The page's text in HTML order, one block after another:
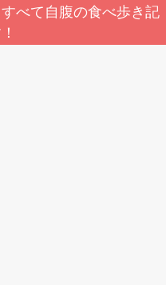
べて自腹の食べ歩き記